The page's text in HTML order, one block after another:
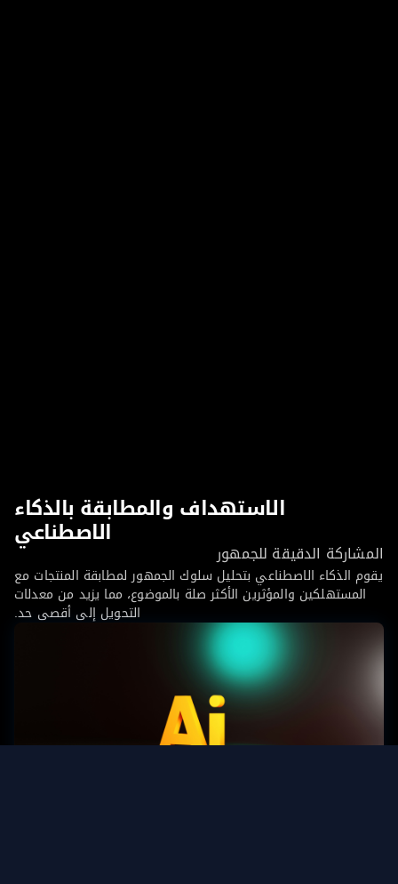
الاستهداف والمطابقة بالذكاء
الاصطناعي
الدقيقة للجمهور
الذكاء الاصطناعي بتحليل سلوك الجمهور لمطابقة المنتجات مع
المستهلكين والمؤثرين الأكثر صلة بالموضوع، مما يزيد من معدلات
التحويل إلى أقصى حد.